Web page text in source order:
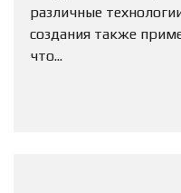
различные
создания также
что...